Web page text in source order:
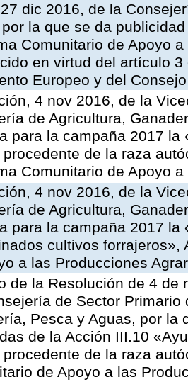
dic 2016, de la
la que se da
Comunitario de Apoyo
en virtud del artículo
Europeo y del Consejo
4 nov 2016, de la
de Agricultura,
para la campaña 2017
de la raza
Comunitario de Apoyo
4 nov 2016, de la
de Agricultura,
para la campaña 2017 la
cultivos forrajeros»,
a las Producciones
de la Resolución de 4 de
de Sector
Pesca y Aguas, por la
de la Acción III.10
de la raza
de Apoyo a las